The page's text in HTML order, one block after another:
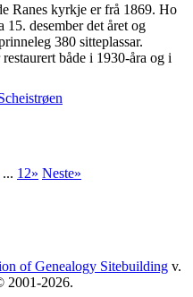
Ranes kyrkje er frå 1869. Ho
15. desember det året og
380 sitteplassar.
både i 1930-åra og i
... 12» Neste»
of Genealogy Sitebuilding v.
2001-2026.